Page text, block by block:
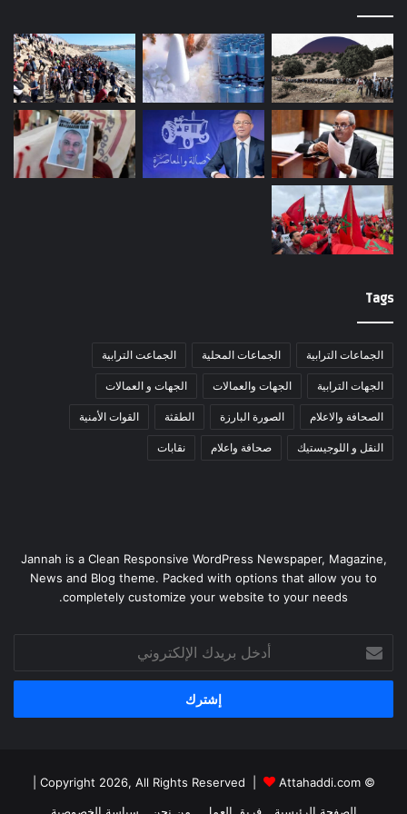
Tags
الجماعات الترابية الجماعات المحلية الجماعت الترابية
الجهات الترابية الجهات والعمالات الجهات و العمالات
الصحافة والاعلام الصورة البارزة الطقثة القوات الأمنية
النقل و اللوجيستيك صحافة واعلام نقابات
Jannah is a Clean Responsive WordPress Newspaper, Magazine,
News and Blog theme. Packed with options that allow you to
completely customize your website to your needs.
بريدك
الإلكتروني
© Copyright 2026, All Rights Reserved |
Attahaddi.com